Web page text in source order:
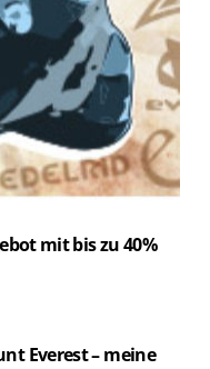
mit bis zu 40%
Everest – meine